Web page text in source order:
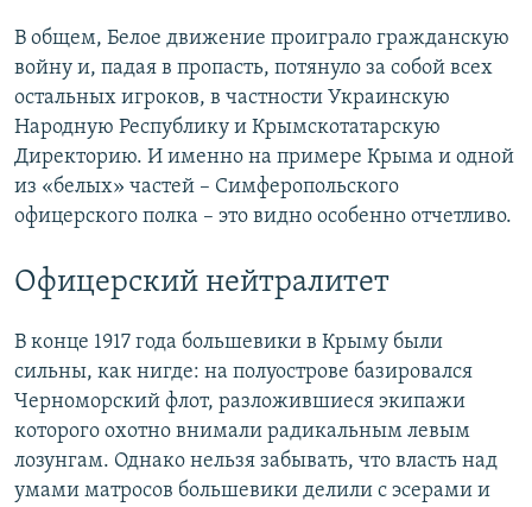
В общем, Белое движение проиграло гражданскую
войну и, падая в пропасть, потянуло за собой всех
остальных игроков, в частности Украинскую
Народную Республику и Крымскотатарскую
Директорию. И именно на примере Крыма и одной
из «белых» частей – Симферопольского
офицерского полка – это видно особенно отчетливо.
Офицерский нейтралитет
В конце 1917 года большевики в Крыму были
сильны, как нигде: на полуострове базировался
Черноморский флот, разложившиеся экипажи
которого охотно внимали радикальным левым
лозунгам. Однако нельзя забывать, что власть над
умами матросов большевики делили с эсерами и